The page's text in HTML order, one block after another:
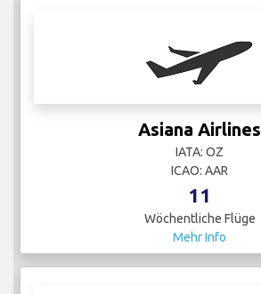
Asiana Airlines
IATA: OZ
ICAO: AAR
11
Wöchentliche Flüge
Mehr Info